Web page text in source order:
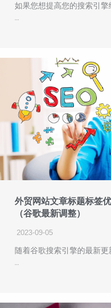
如果您想提高您的搜索引
外贸网站文章标题标签
（谷歌最新调整）
2023-09-05
随着谷歌搜索引擎的最新